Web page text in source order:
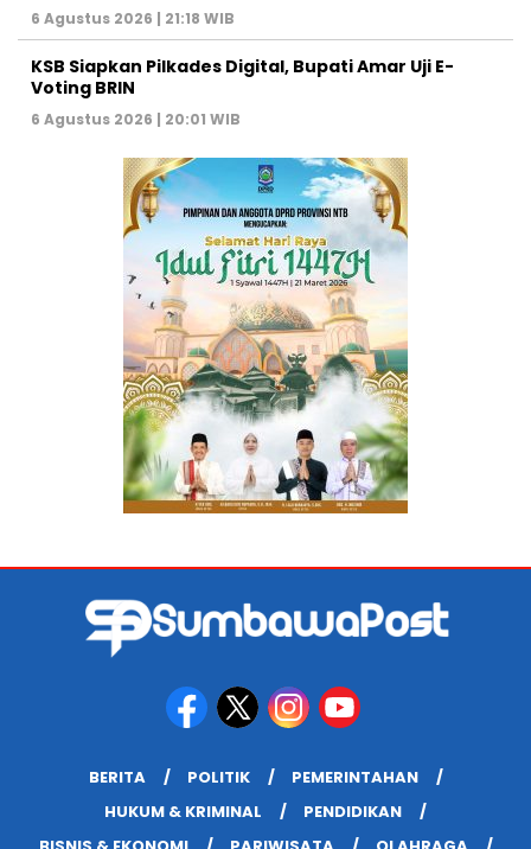
6 Agustus 2026 | 21:18 WIB
KSB Siapkan Pilkades Digital, Bupati Amar Uji E-
Voting BRIN
6 Agustus 2026 | 20:01 WIB
BERITA POLITIK
PEMERINTAHAN
HUKUM & KRIMINAL
PENDIDIKAN